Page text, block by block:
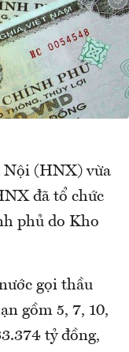
Nội (HNX) vừa
đã tổ chức
phủ do Kho
gọi thầu
gồm 5, 7, 10,
tỷ đồng,